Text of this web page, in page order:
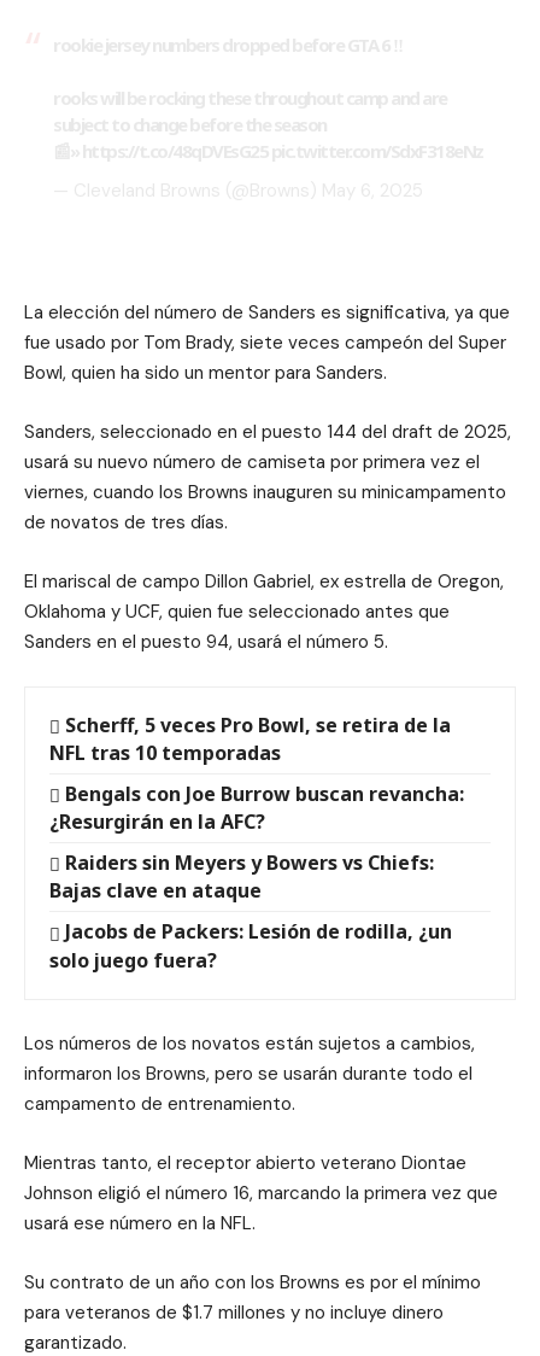
La elección del número de Sanders es significativa, ya que
fue usado por Tom Brady, siete veces campeón del Super
Bowl, quien ha sido un mentor para Sanders.
Sanders, seleccionado en el puesto 144 del draft de 2025,
usará su nuevo número de camiseta por primera vez el
viernes, cuando los Browns inauguren su minicampamento
de novatos de tres días.
El mariscal de campo Dillon Gabriel, ex estrella de Oregon,
Oklahoma y UCF, quien fue seleccionado antes que
Sanders en el puesto 94, usará el número 5.
Scherff, 5 veces Pro Bowl, se retira de la
NFL tras 10 temporadas
Bengals con Joe Burrow buscan revancha:
¿Resurgirán en la AFC?
Raiders sin Meyers y Bowers vs Chiefs:
Bajas clave en ataque
Jacobs de Packers: Lesión de rodilla, ¿un
solo juego fuera?
Los números de los novatos están sujetos a cambios,
informaron los Browns, pero se usarán durante todo el
campamento de entrenamiento.
Mientras tanto, el receptor abierto veterano Diontae
Johnson eligió el número 16, marcando la primera vez que
usará ese número en la NFL.
Su contrato de un año con los Browns es por el mínimo
para veteranos de $1.7 millones y no incluye dinero
garantizado.